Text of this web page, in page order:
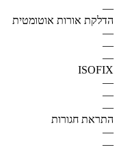
—
הדלקת אורות אוטומטית
—
—
—
ISOFIX
—
—
—
התראת חגורות
—
—